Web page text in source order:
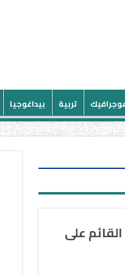
تربية بيداغوجيا
على